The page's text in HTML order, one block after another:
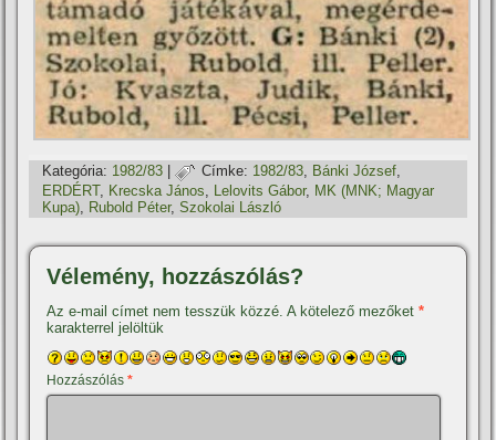
Kategória: 1982/83 | Címke: 1982/83, Bánki József,
ERDÉRT, Krecska János Lelovits Gábor, MK (MNK; Magyar
Kupa) Rubold Péter,Szokolai László
Vélemény, hozzászólás?
Az e-mail címet nem tesszük közzé. A kötelező mezőket*
karakterrel jelöltük
Hozzászólás*